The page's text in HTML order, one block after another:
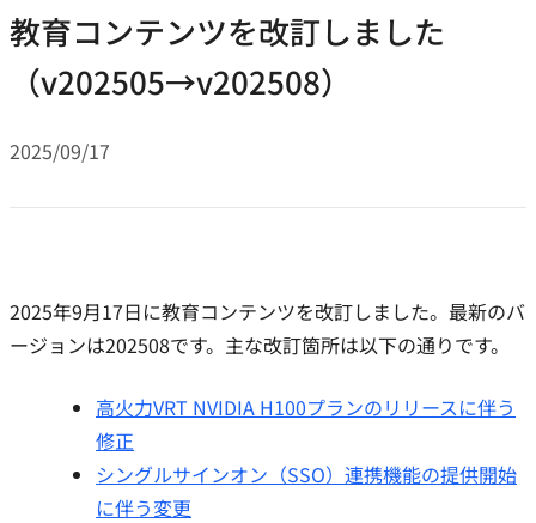
教育コンテンツを改訂しました
（v202505→v202508）
2025/09/17
2025年9月17日に教育コンテンツを改訂しました。最新のバ
ージョンは202508です。主な改訂箇所は以下の通りです。
高火力VRT NVIDIA H100プランのリリースに伴う
修正
シングルサインオン（SSO）連携機能の提供開始
に伴う変更